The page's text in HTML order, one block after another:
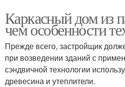
Каркасный дом из
чем особенности
Прежде всего, застройщик
при возведении зданий с
сэндвичной технологии
древесина и утеплители.